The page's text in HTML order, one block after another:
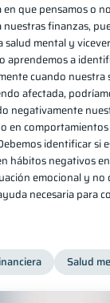
en que pensamos o
nuestras finanzas,
salud mental y
aprendemos a
cuando nuestra
afectada,
negativamente
en
identificar si
hábitos negativos
emocional y no
necesaria para
Salud